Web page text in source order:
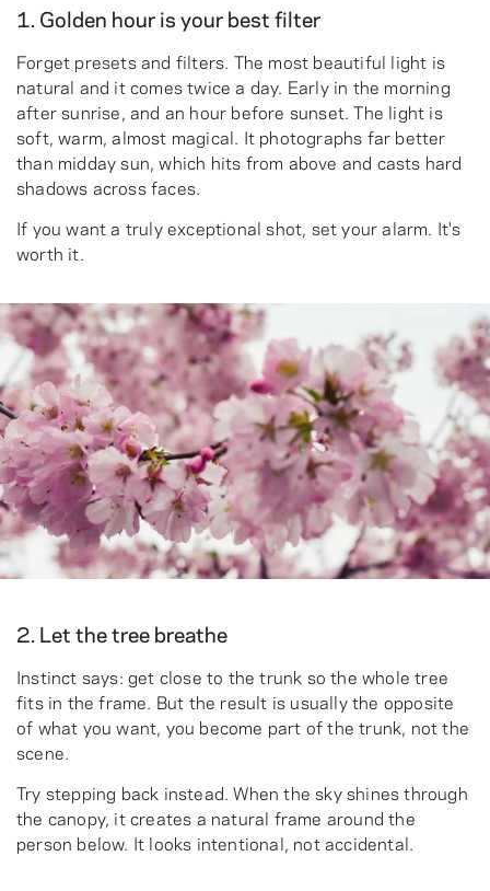
1. Golden hour is your best filter
Forget presets and filters. The most beautiful light is
natural and it comes twice a day. Early in the morning
after sunrise, and an hour before sunset. The light is
soft, warm, almost magical. It photographs far better
than midday sun, which hits from above and casts hard
shadows across faces.
If you want a truly exceptional shot, set your alarm. It's
worth it.
2. Let the tree breathe
Instinct says: get close to the trunk so the whole tree
fits in the frame. But the result is usually the opposite
of what you want, you become part of the trunk, not the
scene.
Try stepping back instead. When the sky shines through
the canopy, it creates a natural frame around the
person below. It looks intentional, not accidental.